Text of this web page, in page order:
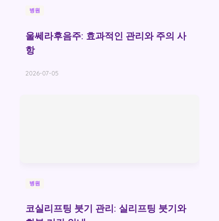
병원
울쎄라후음주: 효과적인 관리와 주의 사
항
2026-07-05
병원
코실리프팅 붓기 관리: 실리프팅 붓기와